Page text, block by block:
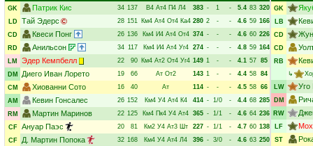
GK
Патрик Кис 34 137 В4 Ат4 П4 Л4 383 - 1 - 5.4 83 320
LD
Тай Эдерс 28 151 Км4 Ат4 От4 Ка4 280 2 - - 4.6 59 166
CD
Квеси Понг 26 136 Км4 И4 Ат4 От4 374 - - - 4.6 60 226
RD
Анильсон 34 117 Км4 И4 Ат4 Уг4 274 - - - 4.8 59 164
LM
Эдер Кемпбелл 22 90 Км4 Ат2 От4 Уг4 149 1 - - 4.1 57 85
DM
Диего Иван Лорето 19 66 Ат От2 143 1 - - 4.4 58 84
CM
Хиованни Сото 16 40 Ат 114 - - - 4.5 58 66
AM
Кевин Гонсалес 26 152 Км4 У4 Ат4 К4 414 - 1/0 - 4.4 68 285
RM
Мартин Маринов 22 125 Км4 Пк4 У4 Ат4 365 - 1/1 - 4.6 64 236
CF
Ануар Паэс 20 81 Км2 У4 Ат3 Шт 227 - 1/1 - 4.7 60 138
CF
Д. Мартин Попока 32 168 Км4 У4 Ат4 Л4 396 - 3/0 - 4.6 63 250
GK
LB
CD
CD
RB
↳
LW
Уго
DM
RW
LF
ST